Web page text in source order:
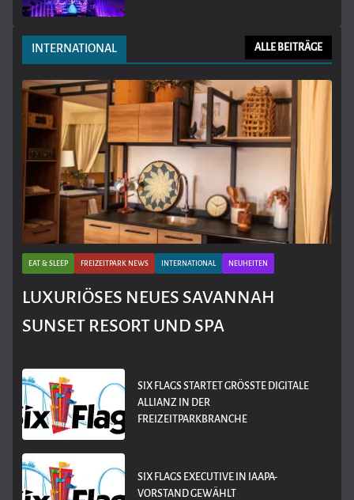
INTERNATIONAL ALLE BEITRÄGE
EAT & SLEEP FREIZEITPARK NEWS INTERNATIONAL NEUHEITEN
LUXURIÖSES NEUES SAVANNAH
SUNSET RESORT UND SPA
SIX FLAGS STARTET GRÖSSTE DIGITALE A
LLIANZ IN DER F
REIZEITPARKBRANCHE
SIX FLAGS EXECUTIVE IN IAAPA-
VORSTAND GEWÄHLT